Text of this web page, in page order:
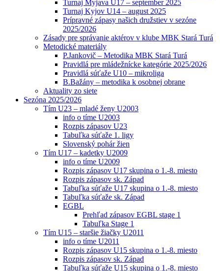
Turnaj Myjava U17 – september 2025
Turnaj Kyjov U14 – august 2025
Prípravné zápasy našich družstiev v sezóne
2025/2026
Zásady pre správanie aktérov v klube MBK Stará Turá
Metodické materiály
P.Jankovič – Metodika MBK Stará Turá
Pravidlá pre mládežnícke kategórie 2025/2026
Pravidlá súťaže U10 – mikroliga
B.Bažány – metodika k osobnej obrane
Aktuality zo siete
Sezóna 2025/2026
Tím U23 – mladé ženy U2003
info o tíme U2003
Rozpis zápasov U23
Tabuľka súťaže 1. ligy
Slovenský pohár žien
Tím U17 – kadetky U2009
info o tíme U2009
Rozpis zápasov U17 skupina o 1.-8. miesto
Rozpis zápasov sk. Západ
Tabuľka súťaže U17 skupina o 1.-8. miesto
Tabuľka súťaže sk. Západ
EGBL
Prehľad zápasov EGBL stage 1
Tabuľka Stage 1
Tím U15 – staršie žiačky U2011
info o tíme U2011
Rozpis zápasov U15 skupina o 1.-8. miesto
Rozpis zápasov sk. Západ
Tabuľka súťaže U15 skupina o 1.-8. miesto